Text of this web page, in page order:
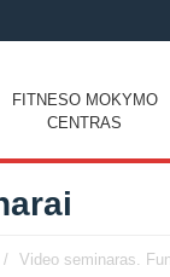
FITNESO MOKYMO
CENTRAS
Video seminaras.